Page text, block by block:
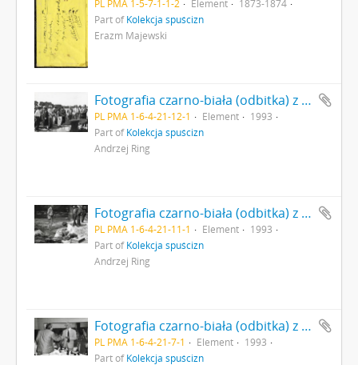
PL PMA 1-5-7-1-1-2 Element
1873-1874
Part ofKolekcja spuścizn
Erazm Majewski
Fotografia czarno-biała (odbitka) z I Międzynarodowego Sympozjum „Dziegieć i Smoła” 1-4 lipca 1993 r. w Państwowym Muzeum Archeologicznym Oddział Biskupin. Wiesław Zajączkowski kierownik Oddziału PMA w Biskupinie oprowadza uczestników sympozjum po terenie muzeum (Nr 12)
PL PMA 1-6-4-21-12-1 Element
1993
Part ofKolekcja spuścizn
Andrzej Ring
Fotografia czarno-biała (odbitka) z I Międzynarodowego Sympozjum „Dziegieć i Smoła” 1-4 lipca 1993 r. w Państwowym Muzeum Archeologicznym Oddział Biskupin. Pokaz techniki neolitycznej pędzenia dziegciu. Od lewej: Dyrektor PMA dr Jan Jaskanis (Nr 11)
PL PMA 1-6-4-21-11-1 Element
1993
Part ofKolekcja spuścizn
Andrzej Ring
Fotografia czarno-biała (odbitka) z I Międzynarodowego Sympozjum „Dziegieć i Smoła” 1-4 lipca 1993 r. w Państwowym Muzeum Archeologicznym Oddział Biskupin. Dyrektor PMA dr Jan Jaskanis wręcza nagrodę Andreasowi Kurzweil ( Berlin) (Nr 7)
PL PMA 1-6-4-21-7-1 Element
1993
Part ofKolekcja spuścizn